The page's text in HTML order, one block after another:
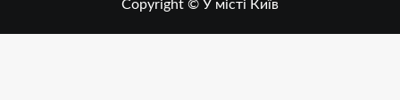
Copyright © У місті Київ